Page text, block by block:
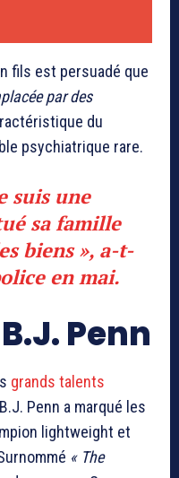
fils est persuadé que
par des
du
psychiatrique rare.
suis une
sa famille
biens », a-t-
en mai.
Penn
grands talents
Penn a marqué les
lightweight et
« The